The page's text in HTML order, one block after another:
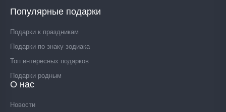
Популярные подарки
Подарки к праздникам
Подарки по знаку зодиака
Топ интересных подарков
Подарки родным
О нас
Новости